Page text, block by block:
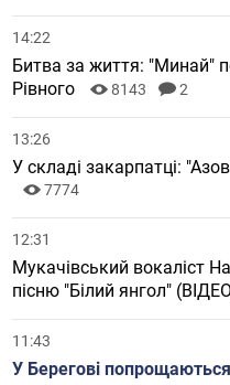
14:22
Битва за життя: "Минай"
Рівного
8143 2
13:26
У складі закарпатці:
7774
12:31
Мукачівський вокаліст
пісню "Білий янгол"
11:43
У Берегові